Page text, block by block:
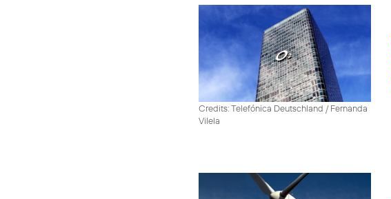
Credits: Telefónica Deutschland / Fernanda
Vilela